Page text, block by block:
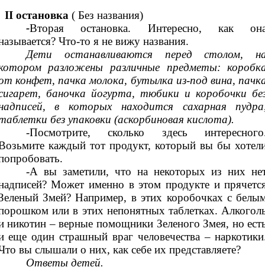
II остановка ( Без названия)
-Вторая остановка. Интересно, как
Что-то я не вижу названия.
Дети останавливаются перед столом,
разложены различные предметы:
конфет, пачка молока, бутылка из-под вина,
баночка йогурта, тюбики и коробочки
в которых находится сахарная
без упаковки (аскорбиновая кислота).
-Посмотрите, сколько здесь
каждый тот продукт, который вы бы
-А вы заметили, что на некоторых из них
Может именно в этом продукте и
Змей? Например, в этих коробочках с
или в этих непонятных таблетках.
никотин – верные помощники Зеленого Змея, но
еще один страшный враг человечества –
вы слышали о них, как себе их представляете?
Ответы детей.